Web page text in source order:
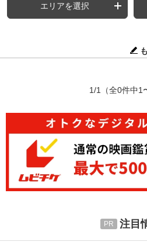
エリアを選択
1/1 （全0件中1
注目